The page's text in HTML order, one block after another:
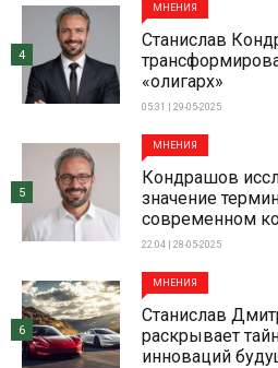
МНЕНИЯ
Станислав
«олигарх»
05:31 | 29-05-2025
4
МНЕНИЯ
Кондрашов
значение
современном
22:04 | 28-05-2025
5
МНЕНИЯ
Станислав
раскрывает
инноваций
6